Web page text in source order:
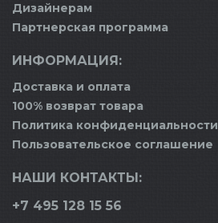
Дизайнерам
Партнерская программа
ИНФОРМАЦИЯ:
Доставка и оплата
100% возврат товара
Политика конфиденциальности
Пользовательское соглашение
НАШИ КОНТАКТЫ:
+7 495 128 15 56